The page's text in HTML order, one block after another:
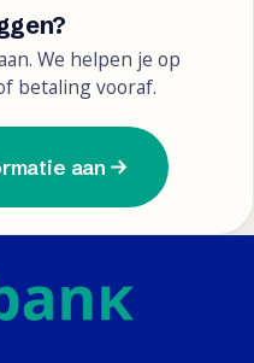
We helpen je op
betaling vooraf.
aan